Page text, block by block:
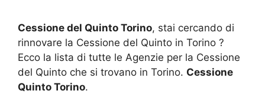
Cessione del Quinto Torino, stai cercando di
rinnovare la Cessione del Quinto in Torino ?
Ecco la lista di tutte le Agenzie per la Cessione
del Quinto che si trovano in Torino. Cessione
Quinto Torino.